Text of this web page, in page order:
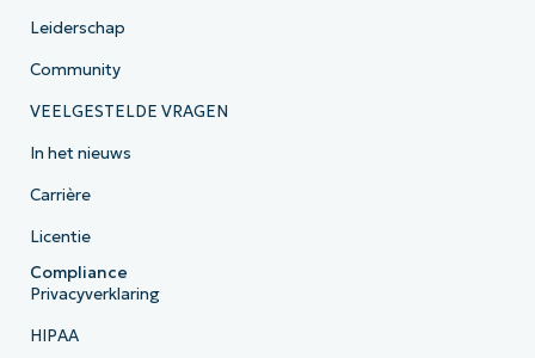
Leiderschap
Community
VEELGESTELDE VRAGEN
In het nieuws
Carrière
Licentie
Compliance
Privacyverklaring
HIPAA